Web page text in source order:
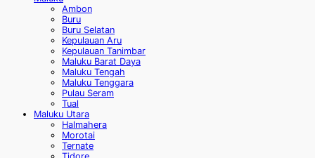
Ambon
Buru
Buru Selatan
Kepulauan Aru
Kepulauan Tanimbar
Maluku Barat Daya
Maluku Tengah
Maluku Tenggara
Pulau Seram
Tual
Maluku Utara
Halmahera
Morotai
Ternate